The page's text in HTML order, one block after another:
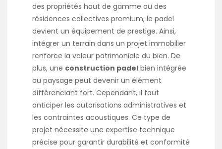
des propriétés haut de gamme ou des
résidences collectives premium, le padel
devient un équipement de prestige. Ainsi,
intégrer un terrain dans un projet immobilier
renforce la valeur patrimoniale du bien. De
plus, une construction padel bien intégrée
au paysage peut devenir un élément
différenciant fort. Cependant, il faut
anticiper les autorisations administratives et
les contraintes acoustiques. Ce type de
projet nécessite une expertise technique
précise pour garantir durabilité et conformité